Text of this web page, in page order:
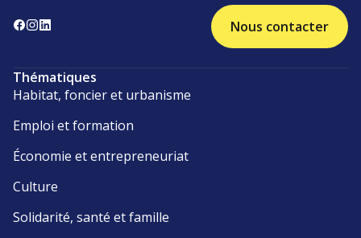
Nous contacter
Thématiques
Habitat, foncier et urbanisme
Emploi et formation
Économie et entrepreneuriat
Culture
Solidarité, santé et famille